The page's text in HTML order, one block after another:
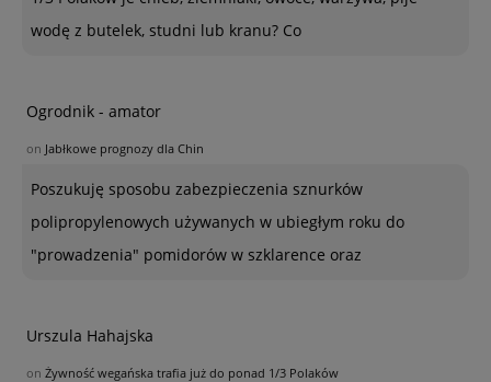
wodę z butelek, studni lub kranu? Co
Ogrodnik - amator
on Jabłkowe prognozy dla Chin
Poszukuję sposobu zabezpieczenia sznurków
polipropylenowych używanych w ubiegłym roku do
"prowadzenia" pomidorów w szklarence oraz
Urszula Hahajska
on Żywność wegańska trafia już do ponad 1/3 Polaków